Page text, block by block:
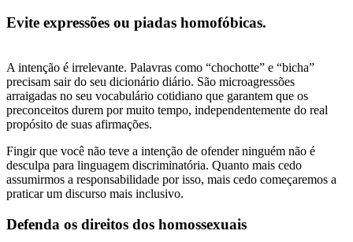
Evite expressões ou piadas homofóbicas.
A intenção é irrelevante. Palavras como “chochotte” e “bicha”
precisam sair do seu dicionário diário. São microagressões
arraigadas no seu vocabulário cotidiano que garantem que os
preconceitos durem por muito tempo, independentemente do real
propósito de suas afirmações.
Fingir que você não teve a intenção de ofender ninguém não é
desculpa para linguagem discriminatória. Quanto mais cedo
assumirmos a responsabilidade por isso, mais cedo começaremos a
praticar um discurso mais inclusivo.
Defenda os direitos dos homossexuais